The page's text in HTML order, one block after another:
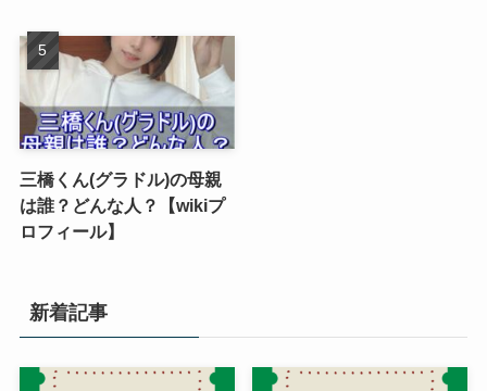
三橋くん(グラドル)の母親
は誰？どんな人？【wikiプ
ロフィール】
新着記事